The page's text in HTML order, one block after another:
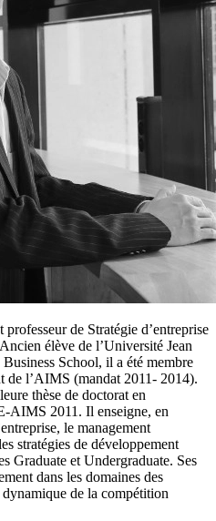
de Stratégie d’entreprise
élève de l’Université Jean
School, il a été membre
de l’AIMS (mandat 2011- 2014).
thèse de doctorat en
AIMS 2011. Il enseigne, en
le management
stratégies de développement
Graduate et Undergraduate. Ses
dans les domaines des
de la compétition